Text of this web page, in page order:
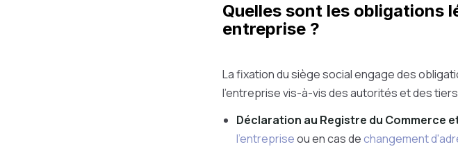
Quelles sont les obligations
entreprise ?
La fixation du siège social engage des
l'entreprise vis-à-vis des autorités et des
Déclaration au Registre du Commerce
l'entrepriseou en cas dechangement